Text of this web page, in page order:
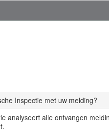
Inspectie met uw melding?
analyseert alle ontvangen